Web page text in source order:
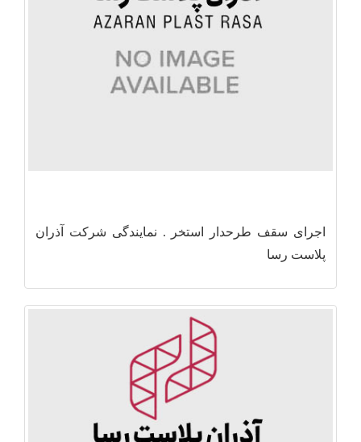
اجرای سقف طرحدار استخر . نمایندگی شرکت آذران
پلاست رسا